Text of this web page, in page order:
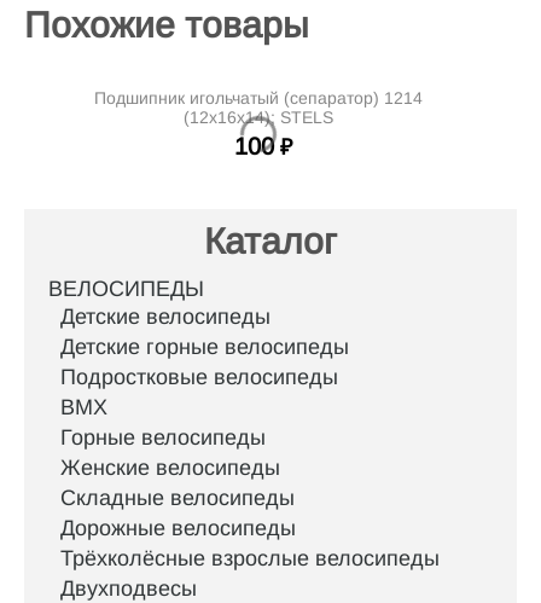
Похожие товары
Подшипник игольчатый (сепаратор) 1214
(12х16х14); STELS
100 ₽
Каталог
ВЕЛОСИПЕДЫ
Детские велосипеды
Детские горные велосипеды
Подростковые велосипеды
BMX
Горные велосипеды
Женские велосипеды
Складные велосипеды
Дорожные велосипеды
Трёхколёсные взрослые велосипеды
Двухподвесы